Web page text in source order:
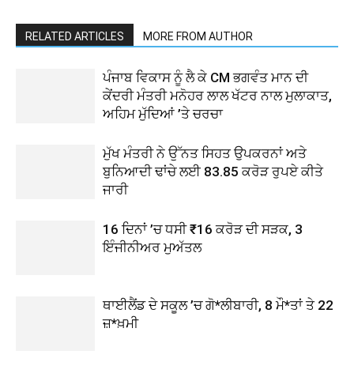
RELATED ARTICLES MORE FROM AUTHOR
ਪੰਜਾਬ ਵਿਕਾਸ ਨੂੰ ਲੈ ਕੇ CM ਭਗਵੰਤ ਮਾਨ ਦੀ
ਕੇਂਦਰੀ ਮੰਤਰੀ ਮਨੋਹਰ ਲਾਲ ਖੱਟਰ ਨਾਲ ਮੁਲਾਕਾਤ,
ਅਹਿਮ ਮੁੱਦਿਆਂ ’ਤੇ ਚਰਚਾ
ਮੁੱਖ ਮੰਤਰੀ ਨੇ ਉੱਨਤ ਸਿਹਤ ਉਪਕਰਨਾਂ ਅਤੇ
ਬੁਨਿਆਦੀ ਢਾਂਚੇ ਲਈ 83.85 ਕਰੋੜ ਰੁਪਏ ਕੀਤੇ
ਜਾਰੀ
16 ਦਿਨਾਂ ’ਚ ਧਸੀ ₹16 ਕਰੋੜ ਦੀ ਸੜਕ, 3
ਇੰਜੀਨੀਅਰ ਮੁਅੱਤਲ
ਥਾਈਲੈਂਡ ਦੇ ਸਕੂਲ ’ਚ ਗੋ*ਲੀਬਾਰੀ, 8 ਮੌ*ਤਾਂ ਤੇ 22
ਜ਼*ਖ਼ਮੀ